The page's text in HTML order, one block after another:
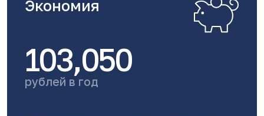
Экономия
103,050
рублей в год